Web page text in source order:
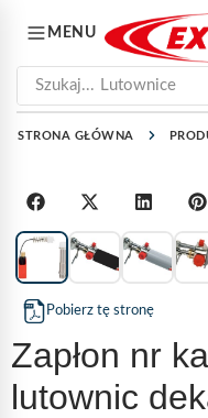
MENU
Szukaj... Lutownice
STRONA GŁÓWNA
Pobierz tę stronę
Zapłon nr
lutownic